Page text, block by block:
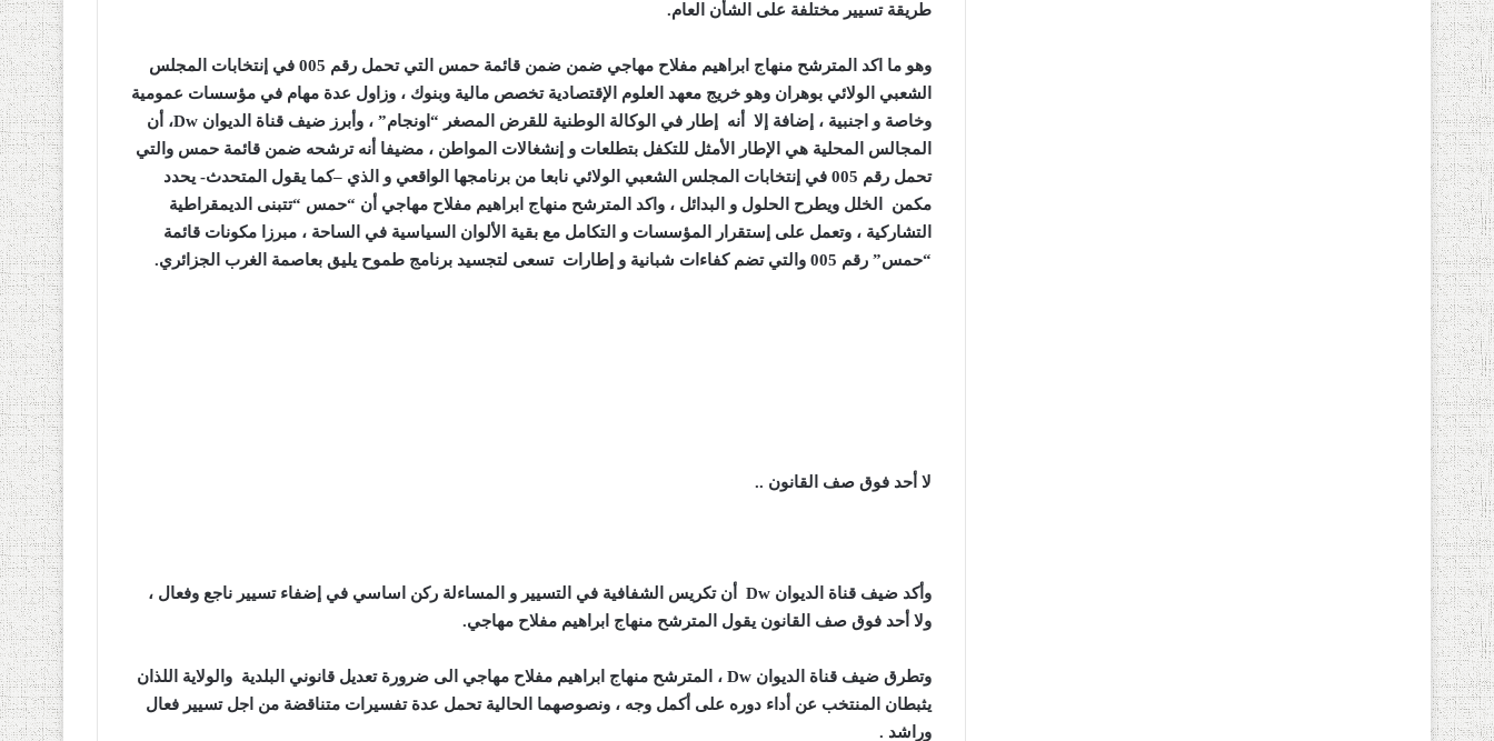
طريقة تسيير مختلفة على الشأن العام.
وهو ما اكد المترشح منهاج ابراهيم مفلاح مهاجي ضمن ضمن قائمة حمس التي تحمل رقم 005 في إنتخابات المجلس
الشعبي الولائي بوهران وهو خريج معهد العلوم الإقتصادية تخصص مالية وبنوك ، وزاول عدة مهام في مؤسسات عمومية
وخاصة و اجنبية ، إضافة إلا أنه إطار في الوكالة الوطنية للقرض المصغر “اونجام” ، وأبرز ضيف قناة الديوان Dw، أن
المجالس المحلية هي الإطار الأمثل للتكفل بتطلعات و إنشغالات المواطن ، مضيفا أنه ترشحه ضمن قائمة حمس والتي
تحمل رقم 005 في إنتخابات المجلس الشعبي الولائي نابعا من برنامجها الواقعي و الذي –كما يقول المتحدث- يحدد
مكمن الخلل ويطرح الحلول و البدائل ، واكد المترشح منهاج ابراهيم مفلاح مهاجي أن “حمس “تتبنى الديمقراطية
التشاركية ، وتعمل على إستقرار المؤسسات و التكامل مع بقية الألوان السياسية في الساحة ، مبرزا مكونات قائمة
“حمس” رقم 005 والتي تضم كفاءات شبانية و إطارات تسعى لتجسيد برنامج طموح يليق بعاصمة الغرب الجزائري.
لا أحد فوق صف القانون ..
وأكد ضيف قناة الديوان Dw
أن تكريس الشفافية في التسيير و المساءلة ركن اساسي في إضفاء تسيير ناجع وفعال ،
ولا أحد فوق صف القانون يقول المترشح منهاج ابراهيم مفلاح مهاجي.
وتطرق ضيف قناة الديوان Dw ، المترشح منهاج ابراهيم مفلاح مهاجي الى ضرورة تعديل قانوني البلدية والولاية اللذان
يثبطان المنتخب عن أداء دوره على أكمل وجه ، ونصوصهما الحالية تحمل عدة تفسيرات متناقضة من اجل تسيير فعال
وراشد .